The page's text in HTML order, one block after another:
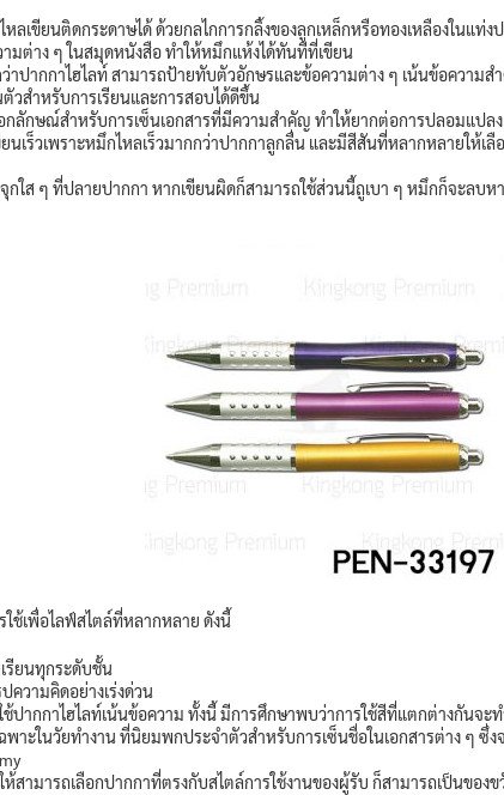
ลเขียนติดกระดาษได้ ด้วยกลไกการกลิ้งของลูกเหล็กหรือทองเหลืองในแท่
มต่าง ๆ ในสมุดหนังสือ ทำให้หมึกแห้งได้ทันทีที่เขียน
าปากกาไฮไลท์ สามารถป้ายทับตัวอักษรและข้อความต่าง ๆ เน้นข้อความ
วสำหรับการเรียนและการสอบได้ดีขึ้น
กลักษณ์สำหรับการเซ็นเอกสารที่มีความสำคัญ ทำให้ยากต่อการปลอมแปลง
นเร็วเพราะหมึกไหลเร็วมากกว่าปากกาลูกลื่น และมีสีสันที่หลากหลายให้
ใส ๆ ที่ปลายปากกา หากเขียนผิดก็สามารถใช้ส่วนนี้ถูเบา ๆ หมึกก็จะลบห
ช้เพื่อไลฟ์สไตล์ที่หลากหลาย ดังนี้
รียนทุกระดับชั้น
ความคิดอย่างเร่งด่วน
ช้ปากกาไฮไลท์เน้นข้อความ ทั้งนี้ มีการศึกษาพบว่าการใช้สีที่แตกต่างกันจ
าะในวัยทำงาน ที่นิยมพกประจำตัวสำหรับการเซ็นชื่อในเอกสารต่าง ๆ ซึ่
สามารถเลือกปากกาที่ตรงกับสไตล์การใช้งานของผู้รับ ก็สามารถเป็นของ